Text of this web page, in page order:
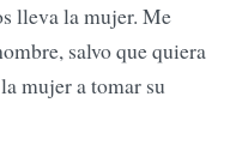
lleva la mujer. Me
salvo que quiera
mujer a tomar su